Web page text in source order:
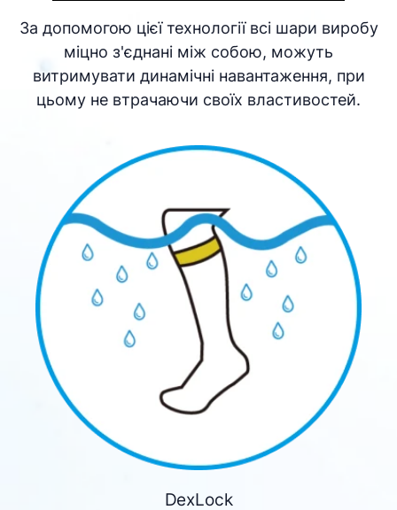
За допомогою цієї технології всі шари виробу
міцно з'єднані між собою, можуть
витримувати динамічні навантаження, при
цьому не втрачаючи своїх властивостей.
DexLock